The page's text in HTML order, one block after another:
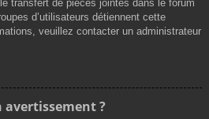
transfert de pièces jointes dans le forum
d’utilisateurs détiennent cette
veuillez contacter un administrateur
avertissement ?